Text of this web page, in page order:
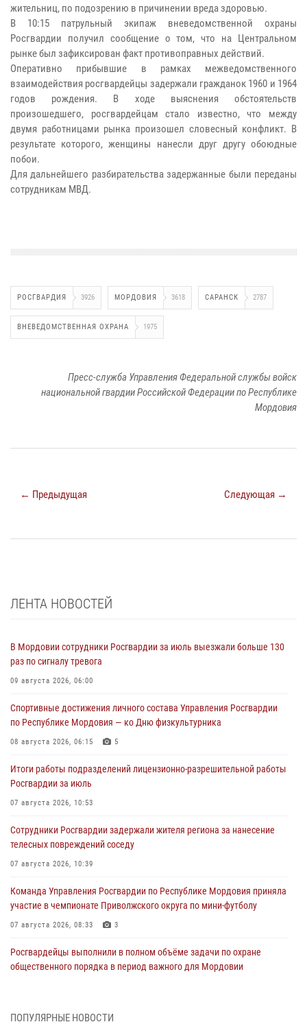
жительниц, по подозрению в причинении вреда здоровью.
В 10:15 патрульный экипаж вневедомственной охраны
Росгвардии получил сообщение о том, что на Центральном
рынке был зафиксирован факт противоправных действий.
Оперативно прибывшие в рамках межведомственного
взаимодействия росгвардейцы задержали гражданок 1960 и 1964
годов рождения. В ходе выяснения обстоятельств
произошедшего, росгвардейцам стало известно, что между
двумя работницами рынка произошел словесный конфликт. В
результате которого, женщины нанесли друг другу обоюдные
побои.
Для дальнейшего разбирательства задержанные были переданы
сотрудникам МВД.
РОСГВАРДИЯ 3926 МОРДОВИЯ 3618 САРАНСК 2787
ВНЕВЕДОМСТВЕННАЯ ОХРАНА 1975
Пресс-служба Управления Федеральной службы войск
национальной гвардии Российской Федерации по Республике
Мордовия
← Предыдущая Следующая →
ЛЕНТА НОВОСТЕЙ
В Мордовии сотрудники Росгвардии за июль выезжали больше 130
раз по сигналу тревога
09 августа 2026, 06:00
Спортивные достижения личного состава Управления Росгвардии
по Республике Мордовия — ко Дню физкультурника
08 августа 2026, 06:15 5
Итоги работы подразделений лицензионно-разрешительной работы
Росгвардии за июль
07 августа 2026, 10:53
Сотрудники Росгвардии задержали жителя региона за нанесение
телесных повреждений соседу
07 августа 2026, 10:39
Команда Управления Росгвардии по Республике Мордовия приняла
участие в чемпионате Приволжского округа по мини-футболу
07 августа 2026, 08:33 3
Росгвардейцы выполнили в полном объёме задачи по охране
общественного порядка в период важного для Мордовии
ПОПУЛЯРНЫЕ НОВОСТИ